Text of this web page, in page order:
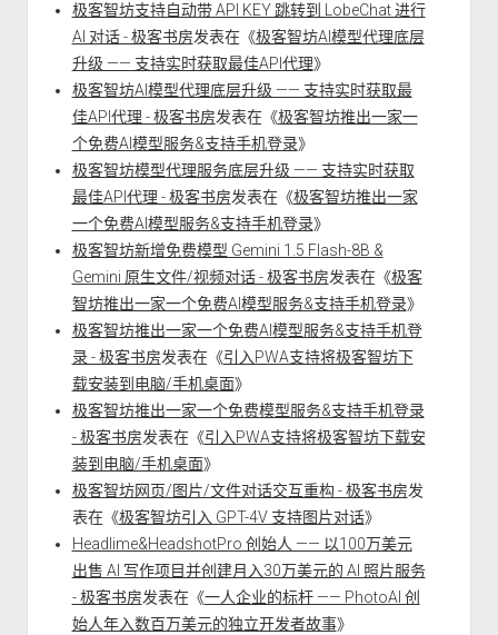
极客智坊支持自动带 API KEY 跳转到 LobeChat 进行
AI 对话 - 极客书房发表在《极客智坊AI模型代理底层
升级 —— 支持实时获取最佳API代理》
极客智坊AI模型代理底层升级 —— 支持实时获取最
佳API代理 - 极客书房发表在《极客智坊推出一家一
个免费AI模型服务&支持手机登录》
极客智坊模型代理服务底层升级 —— 支持实时获取
最佳API代理 - 极客书房发表在《极客智坊推出一家
一个免费AI模型服务&支持手机登录》
极客智坊新增免费模型 Gemini 1.5 Flash-8B &
Gemini 原生文件/视频对话 - 极客书房发表在《极客
智坊推出一家一个免费AI模型服务&支持手机登录》
极客智坊推出一家一个免费AI模型服务&支持手机登
录 - 极客书房发表在《引入PWA支持将极客智坊下
载安装到电脑/手机桌面》
极客智坊推出一家一个免费模型服务&支持手机登录
- 极客书房发表在《引入PWA支持将极客智坊下载安
装到电脑/手机桌面》
极客智坊网页/图片/文件对话交互重构 - 极客书房发
表在《极客智坊引入 GPT-4V 支持图片对话》
Headlime&HeadshotPro 创始人 —— 以100万美元
出售 AI 写作项目并创建月入30万美元的 AI 照片服务
- 极客书房发表在《一人企业的标杆 —— PhotoAI 创
始人年入数百万美元的独立开发者故事》